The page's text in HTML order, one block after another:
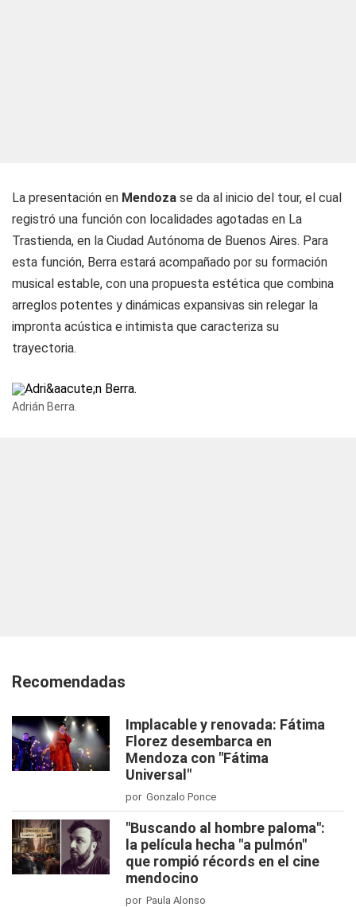
La presentación en Mendoza se da al inicio del tour, el cual
registró una función con localidades agotadas en La
Trastienda, en la Ciudad Autónoma de Buenos Aires. Para
esta función, Berra estará acompañado por su formación
musical estable, con una propuesta estética que combina
arreglos potentes y dinámicas expansivas sin relegar la
impronta acústica e intimista que caracteriza su
trayectoria.
Adrián Berra.
Recomendadas
Implacable y renovada: Fátima
Florez desembarca en
Mendoza con "Fátima
Universal"
por Gonzalo Ponce
"Buscando al hombre paloma":
la película hecha "a pulmón"
que rompió récords en el cine
mendocino
por Paula Alonso